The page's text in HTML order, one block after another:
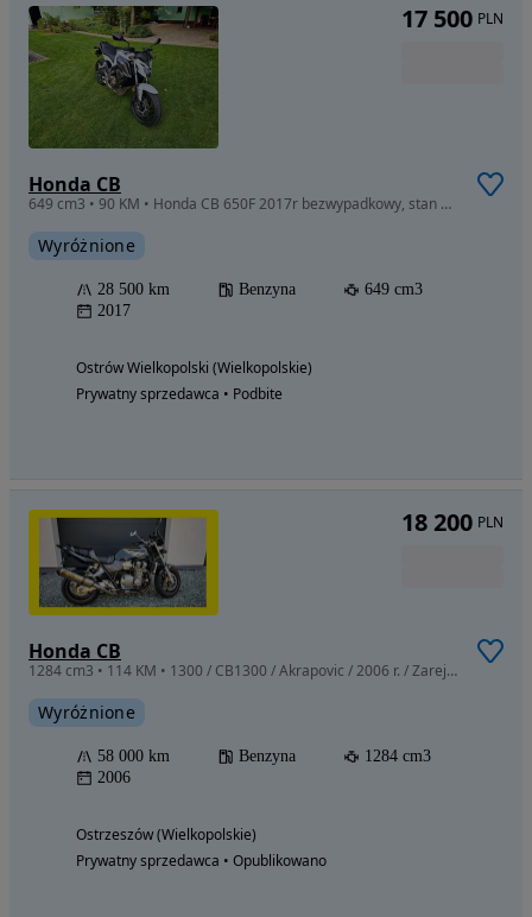
Honda CB
649 cm3 • 90 KM • Honda CB 650F 2017r bezwypadkowy, stan bardzo dobry
Wyróżnione
28 500 km Benzyna
649 cm3
2017
Ostrów Wielkopolski (Wielkopolskie)
Prywatny sprzedawca • Podbite
17 500 PLN
Honda CB
1284 cm3 • 114 KM • 1300 / CB1300 / Akrapovic / 2006 r. / Zarejestrowana / Bezwypadkowa
Wyróżnione
58 000 km Benzyna
1284 cm3
2006
Ostrzeszów (Wielkopolskie)
Prywatny sprzedawca • Opublikowano
18 200 PLN